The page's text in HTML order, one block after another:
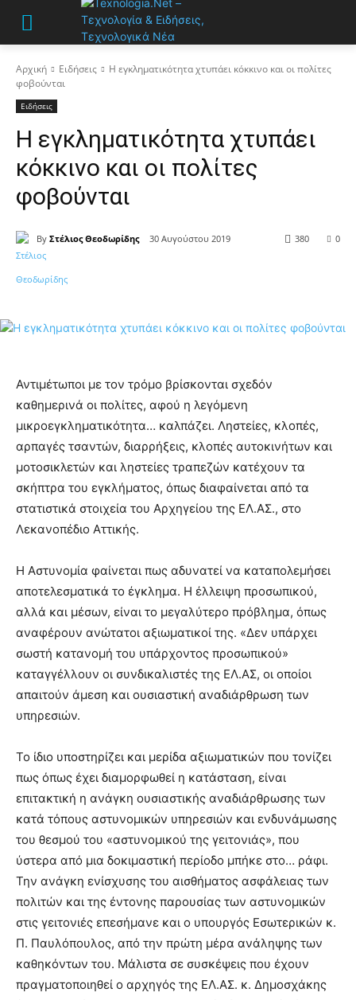
Αρχική Ειδήσεις
Η εγκληματικότητα χτυπάει κόκκινο και οι πολίτες
φοβούνται
Ειδήσεις
Η εγκληματικότητα χτυπάει
κόκκινο και οι πολίτες
φοβούνται
By Στέλιος Θεοδωρίδης 30 Αυγούστου 2019 0
380
Αντιμέτωποι με τον τρόμο βρίσκονται σχεδόν
καθημερινά οι πολίτες, αφού η λεγόμενη
μικροεγκληματικότητα… καλπάζει. Ληστείες, κλοπές,
αρπαγές τσαντών, διαρρήξεις, κλοπές αυτοκινήτων και
μοτοσικλετών και ληστείες τραπεζών κατέχουν τα
σκήπτρα του εγκλήματος, όπως διαφαίνεται από τα
στατιστικά στοιχεία του Αρχηγείου της ΕΛ.ΑΣ., στο
Λεκανοπέδιο Αττικής.
Η Αστυνομία φαίνεται πως αδυνατεί να καταπολεμήσει
αποτελεσματικά το έγκλημα. Η έλλειψη προσωπικού,
αλλά και μέσων, είναι το μεγαλύτερο πρόβλημα, όπως
αναφέρουν ανώτατοι αξιωματικοί της. «Δεν υπάρχει
σωστή κατανομή του υπάρχοντος προσωπικού»
καταγγέλλουν οι συνδικαλιστές της ΕΛ.ΑΣ, οι οποίοι
απαιτούν άμεση και ουσιαστική αναδιάρθρωση των
υπηρεσιών.
Το ίδιο υποστηρίζει και μερίδα αξιωματικών που τονίζει
πως όπως έχει διαμορφωθεί η κατάσταση, είναι
επιτακτική η ανάγκη ουσιαστικής αναδιάρθρωσης των
κατά τόπους αστυνομικών υπηρεσιών και ενδυνάμωσης
του θεσμού του «αστυνομικού της γειτονιάς», που
ύστερα από μια δοκιμαστική περίοδο μπήκε στο… ράφι.
Την ανάγκη ενίσχυσης του αισθήματος ασφάλειας των
πολιτών και της έντονης παρουσίας των αστυνομικών
στις γειτονιές επεσήμανε και ο υπουργός Εσωτερικών κ.
Π. Παυλόπουλος, από την πρώτη μέρα ανάληψης των
καθηκόντων του. Μάλιστα σε συσκέψεις που έχουν
πραγματοποιηθεί ο αρχηγός της ΕΛ.ΑΣ. κ. Δημοσχάκης